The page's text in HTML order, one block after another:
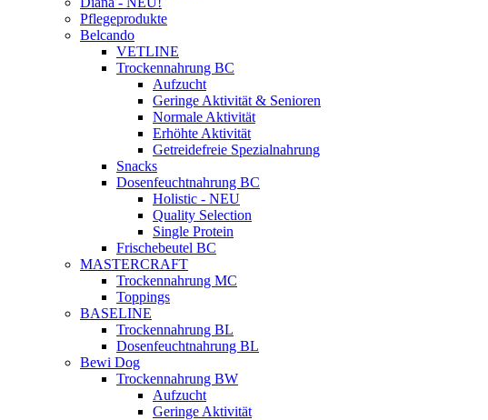
Pflegeprodukte
Belcando
VETLINE
Trockennahrung BC
Aufzucht
Geringe Aktivität & Senioren
Normale Aktivität
Erhöhte Aktivität
Getreidefreie Spezialnahrung
Snacks
Dosenfeuchtnahrung BC
Holistic - NEU
Quality Selection
Single Protein
Frischebeutel BC
MASTERCRAFT
Trockennahrung MC
Toppings
BASELINE
Trockennahrung BL
Dosenfeuchtnahrung BL
Bewi Dog
Trockennahrung BW
Aufzucht
Geringe Aktivität